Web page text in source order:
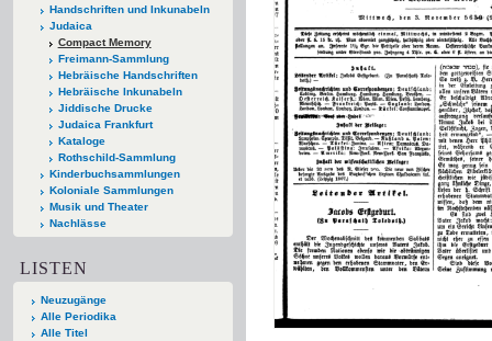
Handschriften und Inkunabeln
Judaica
Compact Memory
Freimann-Sammlung
Hebräische Handschriften
Hebräische Inkunabeln
Jiddische Drucke
Judaica Frankfurt
Kataloge
Rothschild-Sammlung
Kinderbuchsammlungen
Koloniale Sammlungen
Musik und Theater
Nachlässe
LISTEN
Neuzugänge
Alle Periodika
Alle Titel